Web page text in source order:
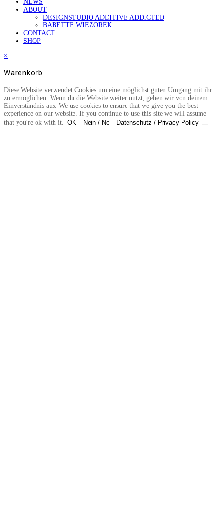
NEWS
ABOUT
DESIGNSTUDIO ADDITIVE ADDICTED
BABETTE WIEZOREK
CONTACT
SHOP
×
Warenkorb
Diese Website verwendet Cookies um eine möglichst guten Umgang mit ihr
zu ermöglichen. Wenn du die Website weiter nutzt, gehen wir von deinem
Einverständnis aus. We use cookies to ensure that we give you the best
experience on our website. If you continue to use this site we will assume
that you're ok with it. OK Nein / No Datenschutz / Privacy Policy